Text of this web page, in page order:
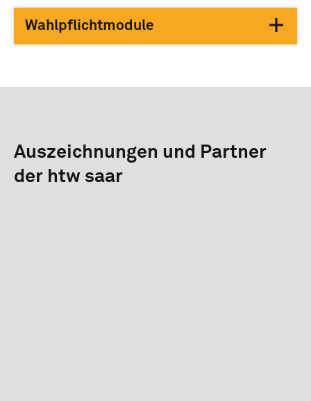
Wahlpflichtmodule
Auszeichnungen und Partner
der htw saar